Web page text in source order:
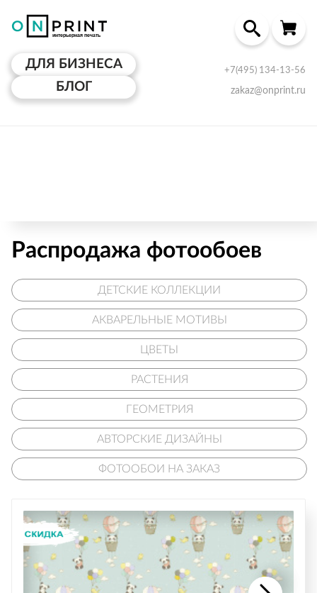
ДЛЯ БИЗНЕСА
БЛОГ
+7(495) 134-13-56
zakaz@onprint.ru
Распродажа фотообоев
ДЕТСКИЕ КОЛЛЕКЦИИ
АКВАРЕЛЬНЫЕ МОТИВЫ
ЦВЕТЫ
РАСТЕНИЯ
ГЕОМЕТРИЯ
АВТОРСКИЕ ДИЗАЙНЫ
ФОТООБОИ НА ЗАКАЗ